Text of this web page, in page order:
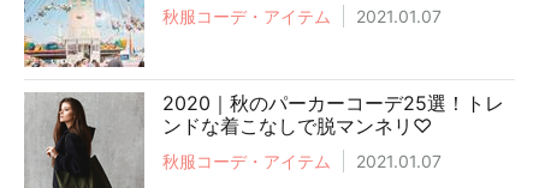
秋服コーデ・アイテム 2021.01.07
2020｜秋のパーカーコーデ25選！トレ
ンドな着こなしで脱マンネリ♡
秋服コーデ・アイテム 2021.01.07